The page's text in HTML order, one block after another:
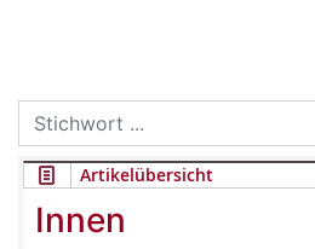
Search
for:
Artikelübersicht
Innen